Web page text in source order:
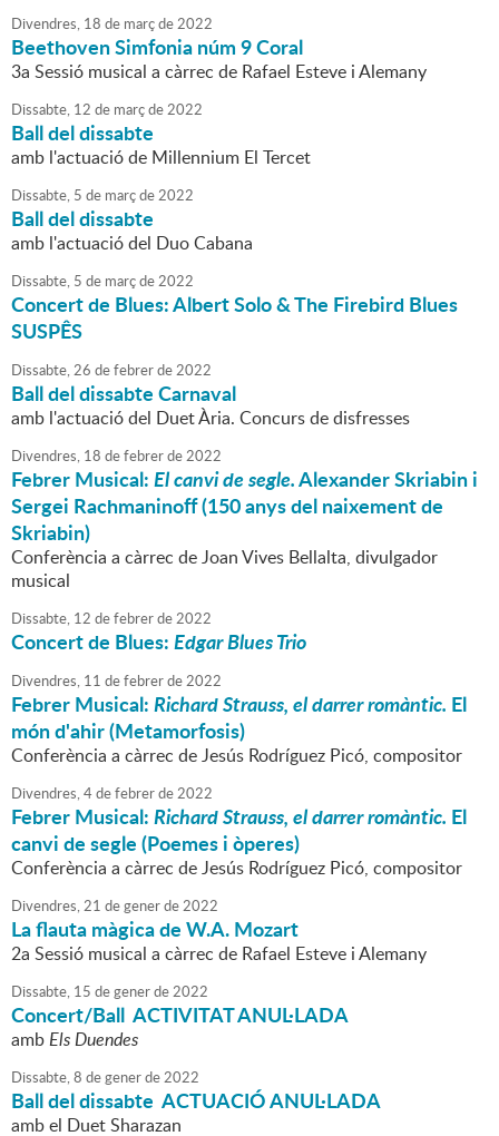
Divendres, 18 de marçde2022
Beethoven Simfonia núm 9 Coral
3a Sessió musical a càrrec de Rafael Esteve i Alemany
Dissabte, 12 de marçde2022
Ball del dissabte
amb l'actuació de Millennium El Tercet
Dissabte, 5 de marçde2022
Ball del dissabte
amb l'actuació del Duo Cabana
Dissabte, 5 de marçde2022
Concert de Blues: Albert Solo & The Firebird Blues
SUSPÊS
Dissabte,26 defebrerde2022
Ball del dissabte Carnaval
amb l'actuació del Duet Ària. Concurs de disfresses
Divendres, 18 defebrerde2022
Febrer Musical:El canvi de segle.Alexander Skriabin i
Sergei Rachmaninoff (150 anys del naixement de
Skriabin)
Conferència a càrrec de Joan Vives Bellalta, divulgador
musical
Dissabte, 12 defebrerde2022
Concert de Blues:Edgar Blues Trio
Divendres, 11 defebrerde2022
Febrer Musical:Richard Strauss, el darrer romàntic. El
món d'ahir (Metamorfosis)
Conferència a càrrec de Jesús Rodríguez Picó, compositor
Divendres,4defebrerde2022
Febrer Musical:Richard Strauss, el darrer romàntic. El
canvi de segle (Poemes i òperes)
Conferència a càrrec de Jesús Rodríguez Picó, compositor
Divendres,21 degenerde2022
La flauta màgica de W.A. Mozart
2a Sessió musical a càrrec de Rafael Esteve i Alemany
Dissabte, 15 degenerde2022
Concert/Ball ACTIVITAT ANUL·LADA
ambEls Duendes
Dissabte,8 degenerde2022
Ball del dissabte ACTUACIÓ ANUL·LADA
amb el Duet Sharazan